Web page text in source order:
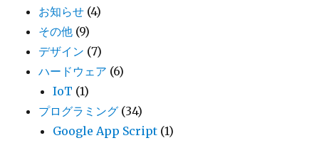
お知らせ (4)
その他 (9)
デザイン (7)
ハードウェア (6)
IoT (1)
プログラミング (34)
Google App Script (1)